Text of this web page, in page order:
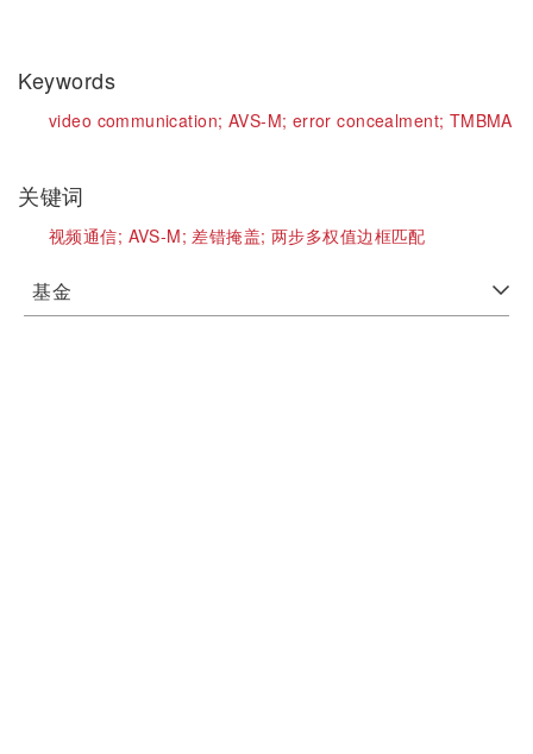
Keywords
video communication; AVS-M; error concealment; TMBMA
关键词
视频通信; AVS-M; 差错掩盖;两步多权值边框匹配
基金